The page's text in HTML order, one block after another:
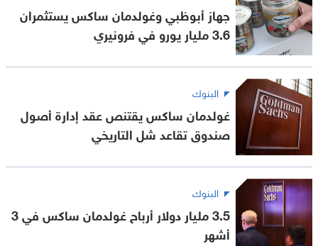
جهاز أبوظبي وغولدمان ساكس يستثمران
3.6 مليار يورو في فرونيري
البنوك
غولدمان ساكس يقتنص عقد إدارة أصول
صندوق تقاعد شل التاريخي
البنوك
3.5 مليار دولار أرباح غولدمان ساكس في 3
أشهر